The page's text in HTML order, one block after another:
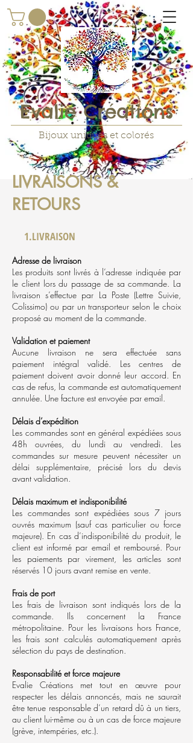
Evalie Créations
Bijoux uniques et colorés
LIVRAISONS &
RETOURS
1.LIVRAISON
Adresse de livraison
Les produits sont livrés à l’adresse indiquée par
le client lors du passage de sa commande. La
livraison s’effectue par La Poste (Lettre Suivie,
Colissimo) ou par un transporteur selon le choix
proposé au moment de la commande.
Validation et paiement
Aucune livraison ne sera effectuée sans
paiement intégral validé. Les centres de
paiement doivent avoir donné leur accord. En
cas de refus, la commande est automatiquement
annulée. Une facture est envoyée par email.
Délais d’expédition
Les commandes sont en général expédiées sous
48h ouvrées, du lundi au vendredi. Les
commandes sur mesure peuvent nécessiter un
délai supplémentaire, précisé lors du devis
avant validation.
Délais maximum et indisponibilité
Les commandes sont expédiées sous 7 jours
ouvrés maximum (sauf cas particulier ou force
majeure). En cas d’indisponibilité du produit, le
client est informé par email et remboursé. Pour
les paiements par virement, les articles sont
réservés 10 jours avant remise en vente.
Frais de port
Les frais de livraison sont indiqués lors de la
commande. Ils concernent la France
métropolitaine. Pour les livraisons hors France,
les frais sont calculés automatiquement après
sélection du pays de destination.
Responsabilité et force majeure
Evalie Créations met tout en œuvre pour
respecter les délais annoncés, mais ne saurait
être tenue responsable d’un retard dû à un tiers,
au client lui-même ou à un cas de force majeure
(grève, intempéries, etc.).